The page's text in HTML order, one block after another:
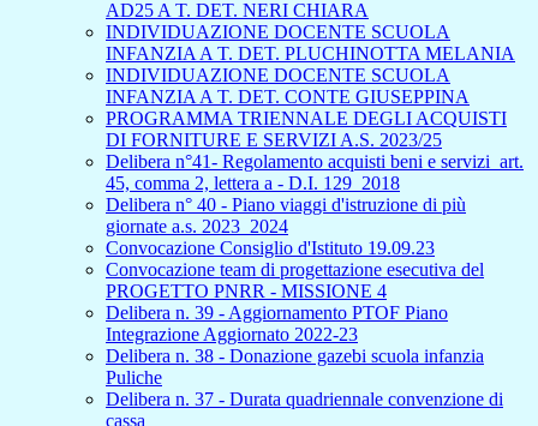
AD25 A T. DET. NERI CHIARA
INDIVIDUAZIONE DOCENTE SCUOLA
INFANZIA A T. DET. PLUCHINOTTA MELANIA
INDIVIDUAZIONE DOCENTE SCUOLA
INFANZIA A T. DET. CONTE GIUSEPPINA
PROGRAMMA TRIENNALE DEGLI ACQUISTI
DI FORNITURE E SERVIZI A.S. 2023/25
Delibera n°41- Regolamento acquisti beni e servizi_art.
45, comma 2, lettera a - D.I. 129_2018
Delibera n° 40 - Piano viaggi d'istruzione di più
giornate a.s. 2023_2024
Convocazione Consiglio d'Istituto 19.09.23
Convocazione team di progettazione esecutiva del
PROGETTO PNRR - MISSIONE 4
Delibera n. 39 - Aggiornamento PTOF Piano
Integrazione Aggiornato 2022-23
Delibera n. 38 - Donazione gazebi scuola infanzia
Puliche
Delibera n. 37 - Durata quadriennale convenzione di
cassa